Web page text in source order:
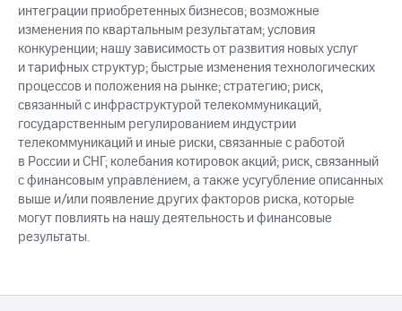
интеграции приобретенных бизнесов; возможные
изменения по квартальным результатам; условия
конкуренции; нашу зависимость от развития новых услуг
и тарифных структур; быстрые изменения технологических
процессов и положения на рынке; стратегию; риск,
связанный с инфраструктурой телекоммуникаций,
государственным регулированием индустрии
телекоммуникаций и иные риски, связанные с работой
в России и СНГ; колебания котировок акций; риск, связанный
с финансовым управлением, а также усугубление описанных
выше и/или появление других факторов риска, которые
могут повлиять на нашу деятельность и финансовые
результаты.